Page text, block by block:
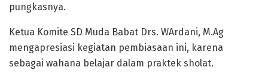
pungkasnya.
Ketua Komite SD Muda Babat Drs. WArdani, M.Ag
mengapresiasi kegiatan pembiasaan ini, karena
sebagai wahana belajar dalam praktek sholat.